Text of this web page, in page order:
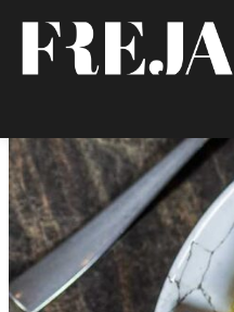
Siirry
sisältöön